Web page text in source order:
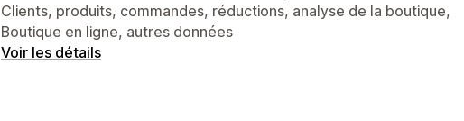
Clients, produits, commandes, réductions, analyse de la boutique,
Boutique en ligne, autres données
Voir les détails